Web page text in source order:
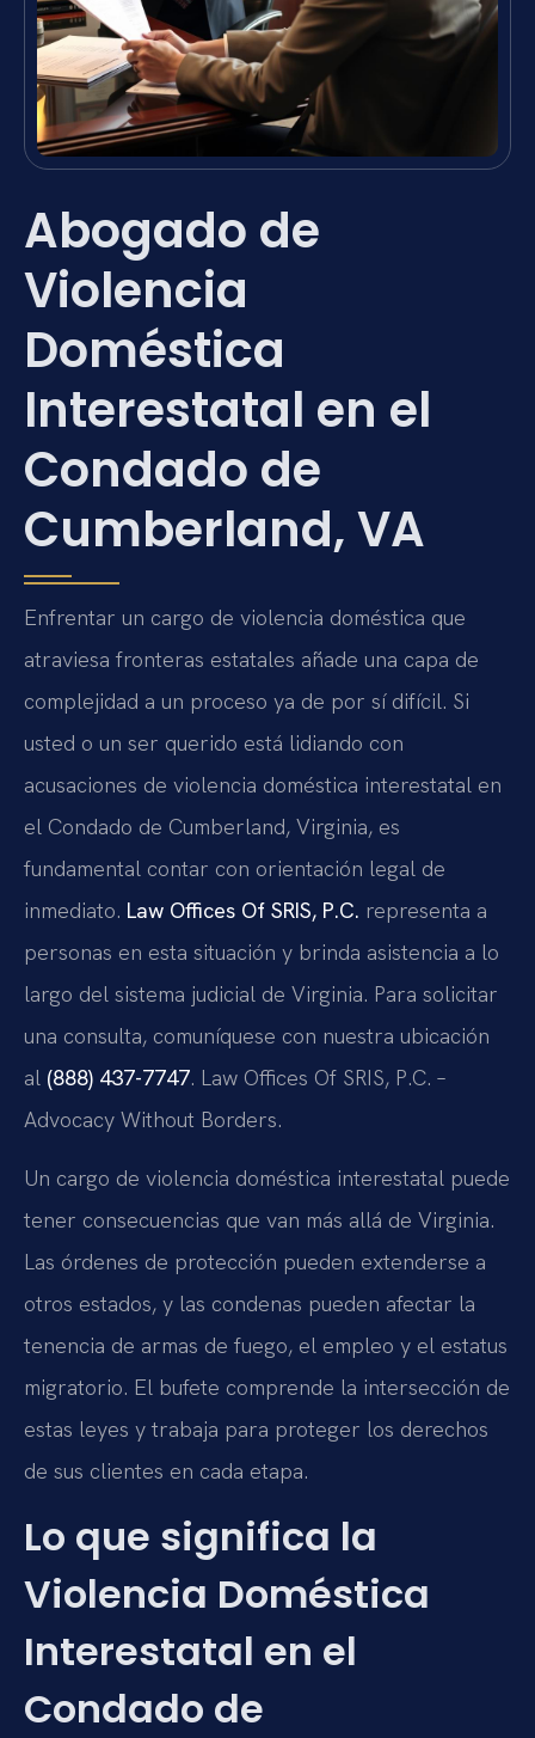
Abogado de
Violencia
Doméstica
Interestatal en el
Condado de
Cumberland, VA
Enfrentar un cargo de violencia doméstica que
atraviesa fronteras estatales añade una capa de
complejidad a un proceso ya de por sí difícil. Si
usted o un ser querido está lidiando con
acusaciones de violencia doméstica interestatal en
el Condado de Cumberland, Virginia, es
fundamental contar con orientación legal de
inmediato. Law Offices Of SRIS, P.C. representa a
personas en esta situación y brinda asistencia a lo
largo del sistema judicial de Virginia. Para solicitar
una consulta, comuníquese con nuestra ubicación
al (888) 437-7747. Law Offices Of SRIS, P.C. –
Advocacy Without Borders.
Un cargo de violencia doméstica interestatal puede
tener consecuencias que van más allá de Virginia.
Las órdenes de protección pueden extenderse a
otros estados, y las condenas pueden afectar la
tenencia de armas de fuego, el empleo y el estatus
migratorio. El bufete comprende la intersección de
estas leyes y trabaja para proteger los derechos
de sus clientes en cada etapa.
Lo que significa la
Violencia Doméstica
Interestatal en el
Condado de